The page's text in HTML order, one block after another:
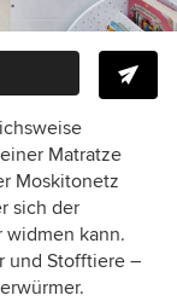
Matratze
Moskitonetz
sich der
widmen kann.
und Stofftiere –